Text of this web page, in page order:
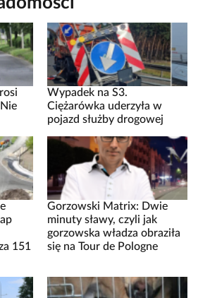
Wypadek na S3.
Ciężarówka uderzyła w
pojazd służby drogowej
151
Gorzowski Matrix: Dwie
minuty sławy, czyli jak
gorzowska władza obraziła
się na Tour de Pologne